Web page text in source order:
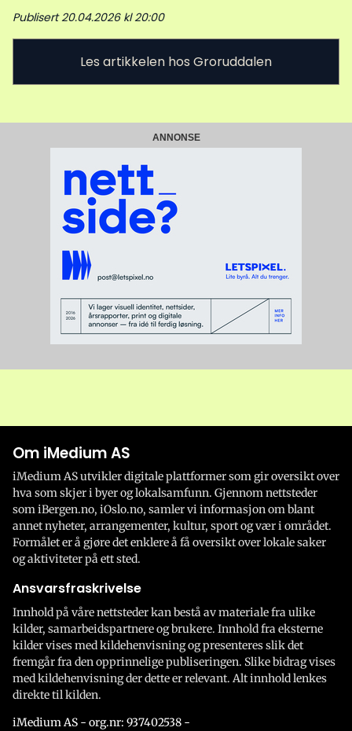
Publisert 20.04.2026 kl 20:00
Les artikkelen hos Groruddalen
ANNONSE
Om iMedium AS
iMedium AS utvikler digitale plattformer som gir oversikt over
hva som skjer i byer og lokalsamfunn. Gjennom nettsteder
som iBergen.no, iOslo.no, samler vi informasjon om blant
annet nyheter, arrangementer, kultur, sport og vær i området.
Formålet er å gjøre det enklere å få oversikt over lokale saker
og aktiviteter på ett sted.
Ansvarsfraskrivelse
Innhold på våre nettsteder kan bestå av materiale fra ulike
kilder, samarbeidspartnere og brukere. Innhold fra eksterne
kilder vises med kildehenvisning og presenteres slik det
fremgår fra den opprinnelige publiseringen. Slike bidrag vises
med kildehenvisning der dette er relevant. Alt innhold lenkes
direkte til kilden.
iMedium AS - org.nr: 937402538 -